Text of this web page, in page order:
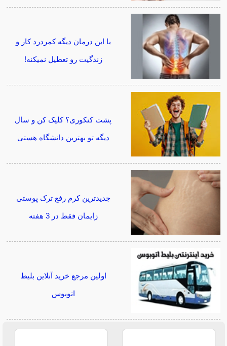
با این درمان دیگه کمردرد کار و
زندگیت رو تعطیل نمیکنه!
پشت کنکوری؟ کلیک کن و سال
دیگه تو بهترین دانشگاه هستی
جدیدترین کرم رفع ترک پوستی
زایمان فقط در 3 هفته
اولین مرجع خرید آنلاین بلیط
اتوبوس